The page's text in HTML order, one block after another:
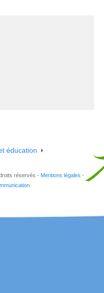
éducation
réservés - Mentions légales -